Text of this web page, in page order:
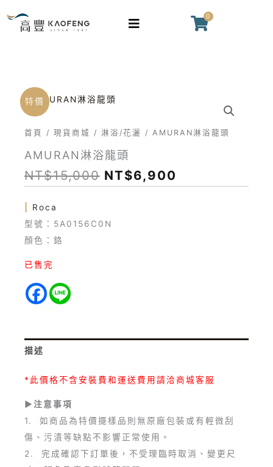
0
購
特價
首頁 / 現貨商城 / 淋浴/花灑 / AMURAN淋浴龍頭
AMURAN淋浴龍頭
NT$15,000
原
價
格：
NT$15,000。
NT$6,900
價
Roca
型號：5A0156C0N
顏色：鉻
已售完
描述
*此價格不含安裝費和運送費用請洽商城客服
►注意事項
1. 如商品為特價擺樣品則無原廠包裝或有輕微刮
傷、污漬等缺點不影響正常使用。
2. 完成確認下訂單後，不受理臨時取消、變更尺